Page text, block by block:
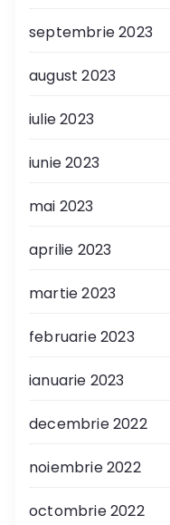
septembrie 2023
august 2023
iulie 2023
iunie 2023
mai 2023
aprilie 2023
martie 2023
februarie 2023
ianuarie 2023
decembrie 2022
noiembrie 2022
octombrie 2022